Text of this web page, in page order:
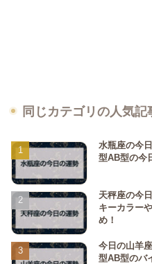
同じカテゴリの人気記
水瓶座の今
型AB型の今
天秤座の今
キーカラー
め！
今日の山羊
型AB型のバ